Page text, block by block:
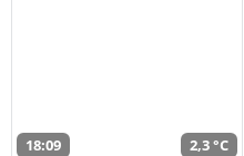
18:09 2,3 °C